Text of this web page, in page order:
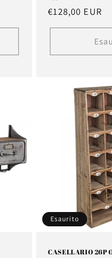
Prezzo
di
€128,00 EUR
Esaurito
CASELLARIO 26P